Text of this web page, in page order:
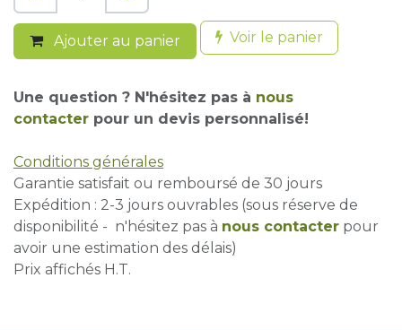
Ajouter au panier Voir le panier
Une question ? N'hésitez pas à nous
contacter pour un devis personnalisé!
Conditions générales
Garantie satisfait ou remboursé de 30 jours
Expédition : 2-3 jours ouvrables (sous réserve de
disponibilité - n'hésitez pas à nous contacter pour
avoir une estimation des délais)
Prix affichés H.T.